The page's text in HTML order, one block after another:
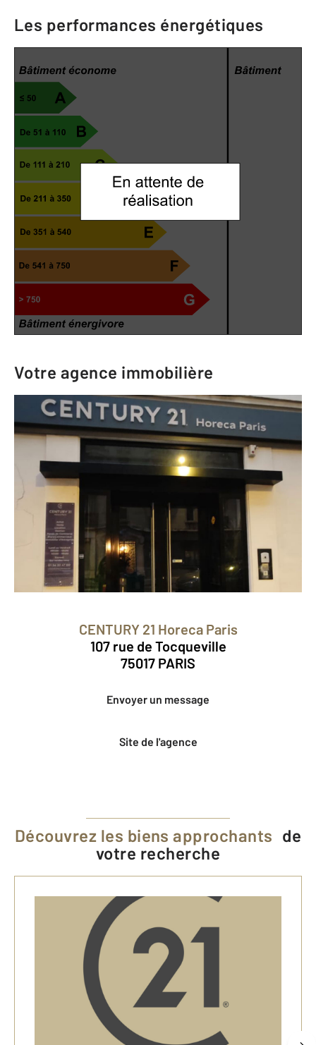
Les performances énergétiques
Votre agence immobilière
CENTURY 21 Horeca Paris
107 rue de Tocqueville
75017 PARIS
Envoyer un message
Site de l'agence
Découvrez les biens approchants de
votre recherche